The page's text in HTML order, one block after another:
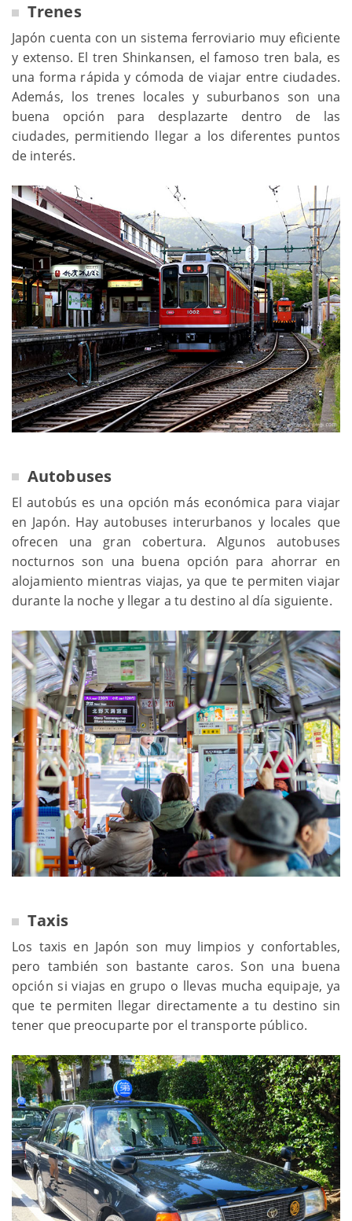
Trenes
Japón cuenta con un sistema ferroviario muy eficiente
y extenso. El tren Shinkansen, el famoso tren bala, es
una forma rápida y cómoda de viajar entre ciudades.
Además, los trenes locales y suburbanos son una
buena opción para desplazarte dentro de las
ciudades, permitiendo llegar a los diferentes puntos
de interés.
Autobuses
El autobús es una opción más económica para viajar
en Japón. Hay autobuses interurbanos y locales que
ofrecen una gran cobertura. Algunos autobuses
nocturnos son una buena opción para ahorrar en
alojamiento mientras viajas, ya que te permiten viajar
durante la noche y llegar a tu destino al día siguiente.
Taxis
Los taxis en Japón son muy limpios y confortables,
pero también son bastante caros. Son una buena
opción si viajas en grupo o llevas mucha equipaje, ya
que te permiten llegar directamente a tu destino sin
tener que preocuparte por el transporte público.